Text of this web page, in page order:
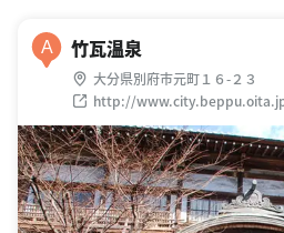
A 竹瓦温泉
大分県別府市元町１６-２３
http://
wara/takegawara.html